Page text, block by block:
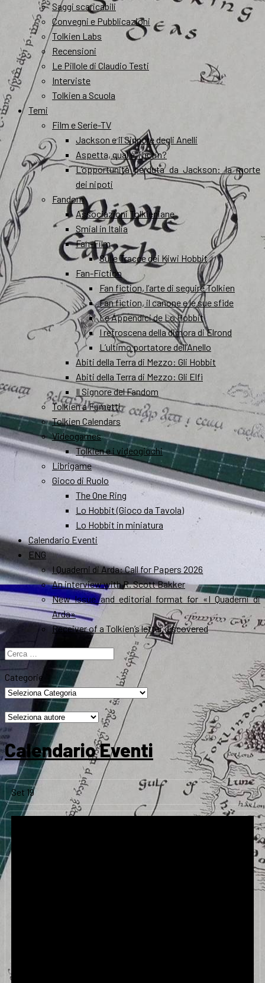
Saggi scaricabili
Convegni e Pubblicazioni
Tolkien Labs
Recensioni
Le Pillole di Claudio Testi
Interviste
Tolkien a Scuola
Temi
Film e Serie-TV
Jackson e il Signore degli Anelli
Aspetta, qual è Thorin?
L’opportunità perduta da Jackson: la morte
dei nipoti
Fandom
Associazioni Tolkieniane
Smial in Italia
Fan-Film
Sulle Tracce dei Kiwi Hobbit
Fan-Fiction
Fan fiction, l’arte di seguire Tolkien
Fan fiction, il canone e le sue sfide
Le Appendici de Lo Hobbit
I retroscena della dimora di Elrond
L’ultimo portatore dell’Anello
Abiti della Terra di Mezzo: Gli Hobbit
Abiti della Terra di Mezzo: Gli Elfi
Il Signore del Fandom
Tolkien a Fumetti
Tolkien Calendars
Videogames
Tolkien e i videogiochi
Librigame
Gioco di Ruolo
The One Ring
Lo Hobbit (Gioco da Tavola)
Lo Hobbit in miniatura
Calendario Eventi
ENG
I Quaderni di Arda: Call for Papers 2026
An interview with R. Scott Bakker
New Issue and editorial format for «I Quaderni di
Arda»
Receiver of a Tolkien’s letter discovered
Ricerca
per:
Categorie
Calendario Eventi
Set 19